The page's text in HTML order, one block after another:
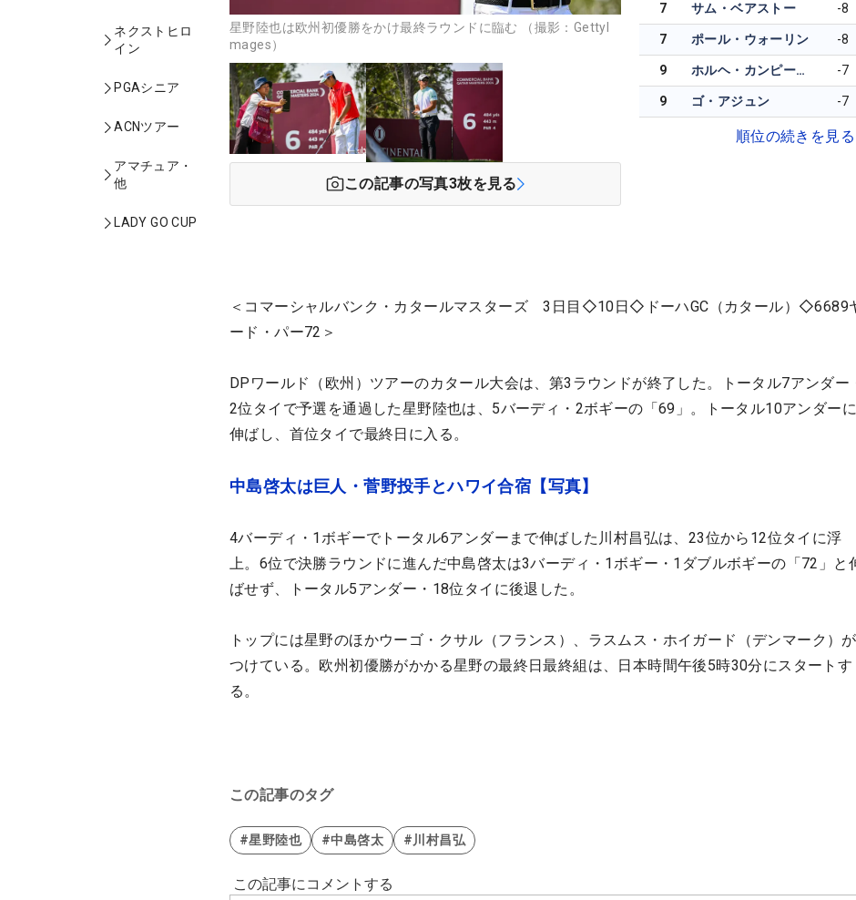
ネクストヒロ
イン
PGAシニア
ACNツアー
アマチュア・
他
LADY GO CUP
星野陸也は欧州初優勝をかけ最終ラウンドに臨む （撮影：GettyI
mages）
この記事の写真3枚を見る
7 サム・ベアストー -8
7 ポール・ウォーリン -8
9 ホルヘ・カンピージョ -7
9 ゴ・アジュン -7
順位の続きを見る
＜コマーシャルバンク・カタールマスターズ 3日目◇10日◇ドーハGC（カタール）◇6689
ード・パー72＞
DPワールド（欧州）ツアーのカタール大会は、第3ラウンドが終了した。トータル7アンダー
2位タイで予選を通過した星野陸也は、5バーディ・2ボギーの「69」。トータル10アンダーに
伸ばし、首位タイで最終日に入る。
中島啓太は巨人・菅野投手とハワイ合宿【写真】
4バーディ・1ボギーでトータル6アンダーまで伸ばした川村昌弘は、23位から12位タイに浮
上。6位で決勝ラウンドに進んだ中島啓太は3バーディ・1ボギー・1ダブルボギーの「72」と
ばせず、トータル5アンダー・18位タイに後退した。
トップには星野のほかウーゴ・クサル（フランス）、ラスムス・ホイガード（デンマーク）が
つけている。欧州初優勝がかかる星野の最終日最終組は、日本時間午後5時30分にスタートす
る。
この記事のタグ
#星野陸也 #中島啓太 #川村昌弘